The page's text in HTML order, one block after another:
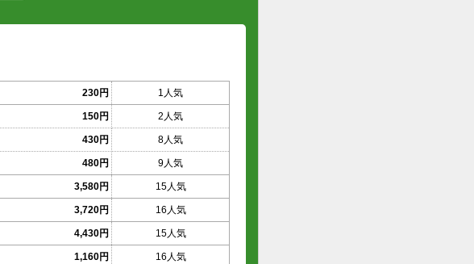
230円 1人気
150円 2人気
430円 8人気
480円 9人気
3,580円 15人気
3,720円 16人気
4,430円 15人気
1,160円 16人気